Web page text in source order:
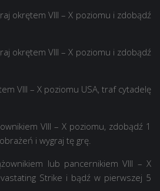
okrętem VIII – X poziomu i zdobądź
okrętem VIII – X poziomu i zdobądź
VIII – X poziomu USA, traf cytadelę
VIII – X poziomu, zdobądź 1
i wygraj tę grę.
lub pancernikiem VIII – X
Strike i bądź w pierwszej 5